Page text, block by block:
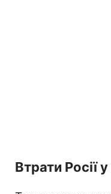
Втрати Росії у